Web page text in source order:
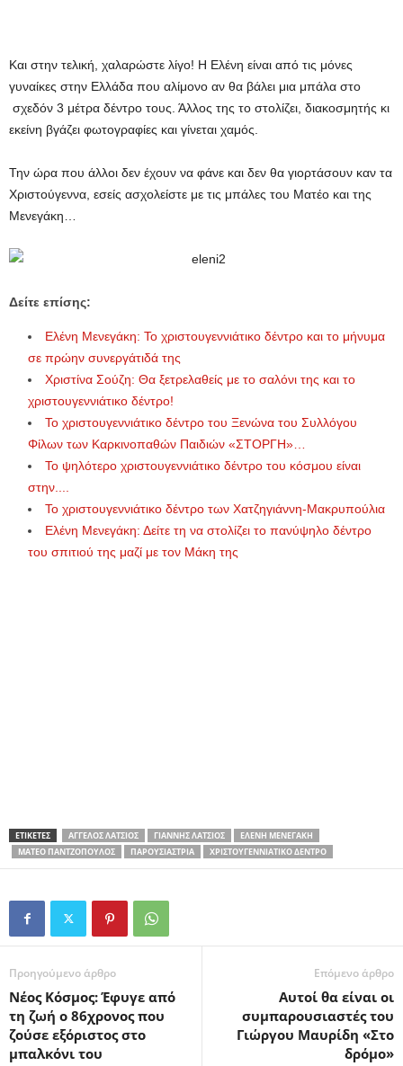
Και στην τελική, χαλαρώστε λίγο! Η Ελένη είναι από τις μόνες
γυναίκες στην Ελλάδα που αλίμονο αν θα βάλει μια μπάλα στο
σχεδόν 3 μέτρα δέντρο τους. Άλλος της το στολίζει, διακοσμητής κι
εκείνη βγάζει φωτογραφίες και γίνεται χαμός.
Την ώρα που άλλοι δεν έχουν να φάνε και δεν θα γιορτάσουν καν τα
Χριστούγεννα, εσείς ασχολείστε με τις μπάλες του Ματέο και της
Μενεγάκη…
Δείτε επίσης:
Ελένη Μενεγάκη: Το χριστουγεννιάτικο δέντρο και το μήνυμα
σε πρώην συνεργάτιδά της
Χριστίνα Σούζη: Θα ξετρελαθείς με το σαλόνι της και το
χριστουγεννιάτικο δέντρο!
Το χριστουγεννιάτικο δέντρο του Ξενώνα του Συλλόγου
Φίλων των Καρκινοπαθών Παιδιών «ΣΤΟΡΓΗ»…
Το ψηλότερο χριστουγεννιάτικο δέντρο του κόσμου είναι
στην....
Το χριστουγεννιάτικο δέντρο των Χατζηγιάννη-Μακρυπούλια
Ελένη Μενεγάκη: Δείτε τη να στολίζει το πανύψηλο δέντρο
του σπιτιού της μαζί με τον Μάκη της
ΕΤΙΚΕΤΕΣ ΆΓΓΕΛΟΣ ΛΆΤΣΙΟΣ ΓΙΆΝΝΗΣ ΛΆΤΣΙΟΣ
ΕΛΈΝΗ ΜΕΝΕΓΆΚΗ
ΜΑΤΈΟ ΠΑΝΤΖΌΠΟΥΛΟΣ
ΠΑΡΟΥΣΙΆΣΤΡΙΑ ΧΡΙΣΤΟΥΓΕΝΝΙΆΤΙΚΟ ΔΈΝΤΡΟ
Προηγούμενο άρθρο
Νέος Κόσμος: Έφυγε από
τη ζωή ο 86χρονος που
ζούσε εξόριστος στο
μπαλκόνι του
Επόμενο άρθρο
Αυτοί θα είναι οι
συμπαρουσιαστές του
Γιώργου Μαυρίδη «Στο
δρόμο»